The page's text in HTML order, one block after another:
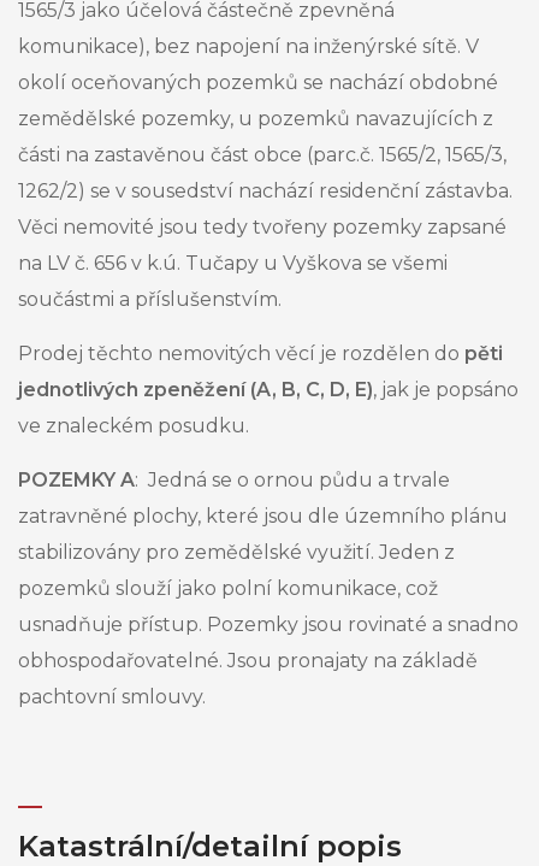
1565/3 jako účelová částečně zpevněná
komunikace), bez napojení na inženýrské sítě. V
okolí oceňovaných pozemků se nachází obdobné
zemědělské pozemky, u pozemků navazujících z
části na zastavěnou část obce (parc.č. 1565/2, 1565/3,
1262/2) se v sousedství nachází residenční zástavba.
Věci nemovité jsou tedy tvořeny pozemky zapsané
na LV č. 656 v k.ú. Tučapy u Vyškova se všemi
součástmi a příslušenstvím.
Prodej těchto nemovitých věcí je rozdělen do pěti
jednotlivých zpeněžení (A, B, C, D, E), jak je popsáno
ve znaleckém posudku.
POZEMKY A: Jedná se o ornou půdu a trvale
zatravněné plochy, které jsou dle územního plánu
stabilizovány pro zemědělské využití. Jeden z
pozemků slouží jako polní komunikace, což
usnadňuje přístup. Pozemky jsou rovinaté a snadno
obhospodařovatelné. Jsou pronajaty na základě
pachtovní smlouvy.
Katastrální/detailní popis